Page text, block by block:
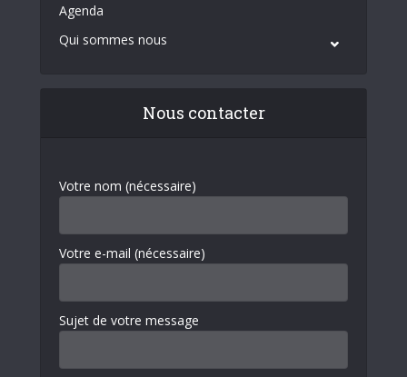
Agenda
Qui sommes nous
Nous contacter
Votre nom (nécessaire)
Votre e-mail (nécessaire)
Sujet de votre message